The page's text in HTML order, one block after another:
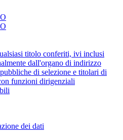
titolo conferiti, ivi inclusi
dall'organo di indirizzo
di selezione e titolari di
funzioni dirigenziali
dei dati